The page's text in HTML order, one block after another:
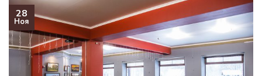
28
Ноя